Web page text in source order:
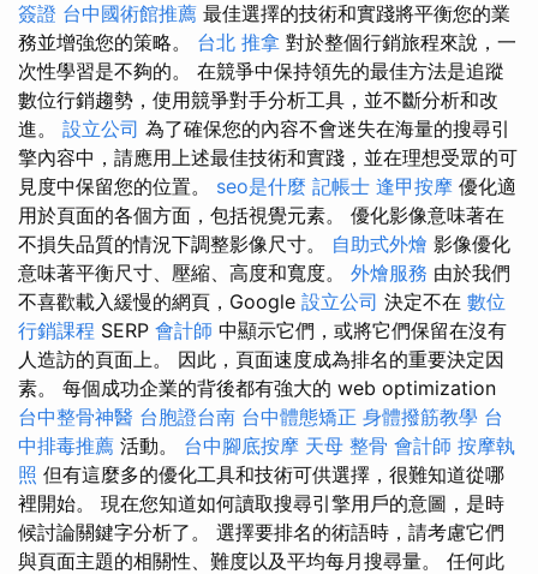
簽證 台中國術館推薦 最佳選擇的技術和實踐將平衡您的業
務並增強您的策略。 台北 推拿 對於整個行銷旅程來說，一
次性學習是不夠的。 在競爭中保持領先的最佳方法是追蹤
數位行銷趨勢，使用競爭對手分析工具，並不斷分析和改
進。 設立公司 為了確保您的內容不會迷失在海量的搜尋引
擎內容中，請應用上述最佳技術和實踐，並在理想受眾的可
見度中保留您的位置。 seo是什麼 記帳士 逢甲按摩 優化適
用於頁面的各個方面，包括視覺元素。 優化影像意味著在
不損失品質的情況下調整影像尺寸。 自助式外燴 影像優化
意味著平衡尺寸、壓縮、高度和寬度。 外燴服務 由於我們
不喜歡載入緩慢的網頁，Google 設立公司 決定不在 數位
行銷課程 SERP 會計師 中顯示它們，或將它們保留在沒有
人造訪的頁面上。 因此，頁面速度成為排名的重要決定因
素。 每個成功企業的背後都有強大的 web optimization
台中整骨神醫 台胞證台南 台中體態矯正 身體撥筋教學 台
中排毒推薦 活動。 台中腳底按摩 天母 整骨 會計師 按摩執
照 但有這麼多的優化工具和技術可供選擇，很難知道從哪
裡開始。 現在您知道如何讀取搜尋引擎用戶的意圖，是時
候討論關鍵字分析了。 選擇要排名的術語時，請考慮它們
與頁面主題的相關性、難度以及平均每月搜尋量。 任何此